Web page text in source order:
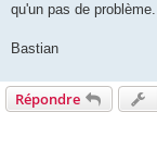
qu'un pas de problème.
Bastian
Répondre